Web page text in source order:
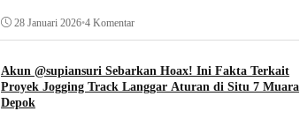
28 Januari 2026•4 Komentar
Akun @supiansuri Sebarkan Hoax! Ini Fakta Terkait
Proyek Jogging Track Langgar Aturan di Situ 7 Muara
Depok